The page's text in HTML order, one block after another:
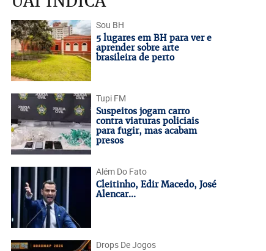
Sou BH
5 lugares em BH para ver e
aprender sobre arte
brasileira de perto
Tupi FM
Suspeitos jogam carro
contra viaturas policiais
para fugir, mas acabam
presos
Além Do Fato
Cleitinho, Edir Macedo, José
Alencar...
Drops De Jogos